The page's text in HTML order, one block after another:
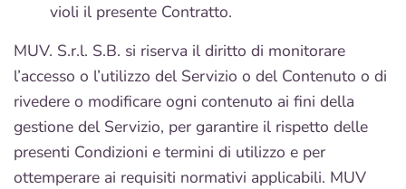
violi il presente Contratto.
MUV. S.r.l. S.B. si riserva il diritto di monitorare
l’accesso o l’utilizzo del Servizio o del Contenuto o di
rivedere o modificare ogni contenuto ai fini della
gestione del Servizio, per garantire il rispetto delle
presenti Condizioni e termini di utilizzo e per
ottemperare ai requisiti normativi applicabili. MUV